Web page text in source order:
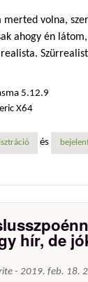
volna,
ahogy én
5.12.9
X64
és
hír, de
- 2019. feb. 18.